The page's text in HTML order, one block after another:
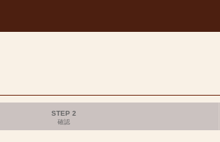
STEP 2
確認